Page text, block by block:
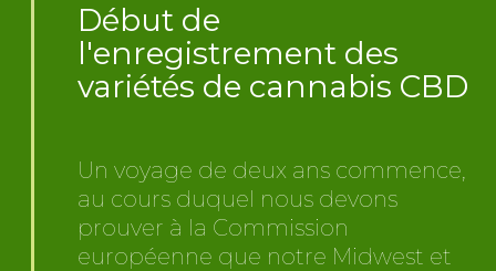
Début de
l'enregistrement des
variétés de cannabis CBD
Un voyage de deux ans commence,
au cours duquel nous devons
prouver à la Commission
européenne que notre Midwest et